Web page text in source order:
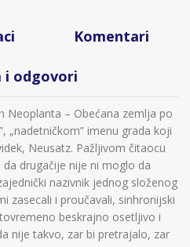
Komentari
i odgovori
Neoplanta – Obećana zemlja po
„nadetničkom” imenu grada koji
Neusatz. Pažljivom čitaocu
drugačije nije ni moglo da
nazivnik jednog složenog
zasecali i proučavali, sinhronijski
beskrajno osetljivo i
nije takvo, zar bi pretrajalo, zar